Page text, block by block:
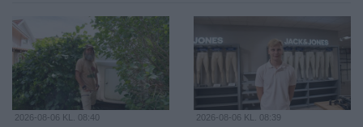
2026-08-06 KL. 08:40 2026-08-06 KL. 08:39